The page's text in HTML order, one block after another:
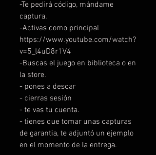
-Te pedirá código, mándame
captura.
-Activas como principal
https://www.youtube.com/watch?
v=5_l4uD8r1V4
-Buscas el juego en biblioteca o en
la store.
- pones a descar
- cierras sesión
- te vas tu cuenta.
- tienes que tomar unas capturas
de garantia, te adjuntó un ejemplo
en el momento de la entrega.